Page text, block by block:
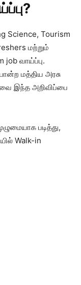
Science, Tourism
மற்றும்
வாய்ப்பு.
மத்திய அரசு
இந்த அறிவிப்பை
படித்து,
Walk-in